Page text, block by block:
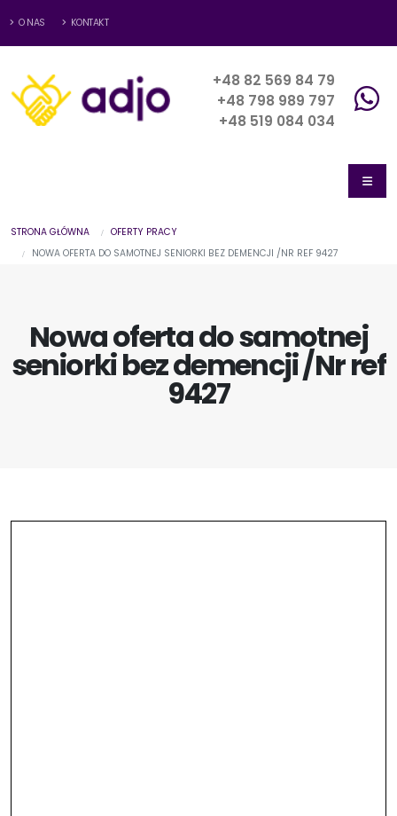
O NAS KONTAKT
+48 82 569 84 79
+48 798 989 797
+48 519 084 034
STRONA GŁÓWNA
OFERTY PRACY
NOWA OFERTA DO SAMOTNEJ SENIORKI BEZ DEMENCJI /NR REF 9427
Nowa oferta do samotnej
seniorki bez demencji /Nr ref
9427